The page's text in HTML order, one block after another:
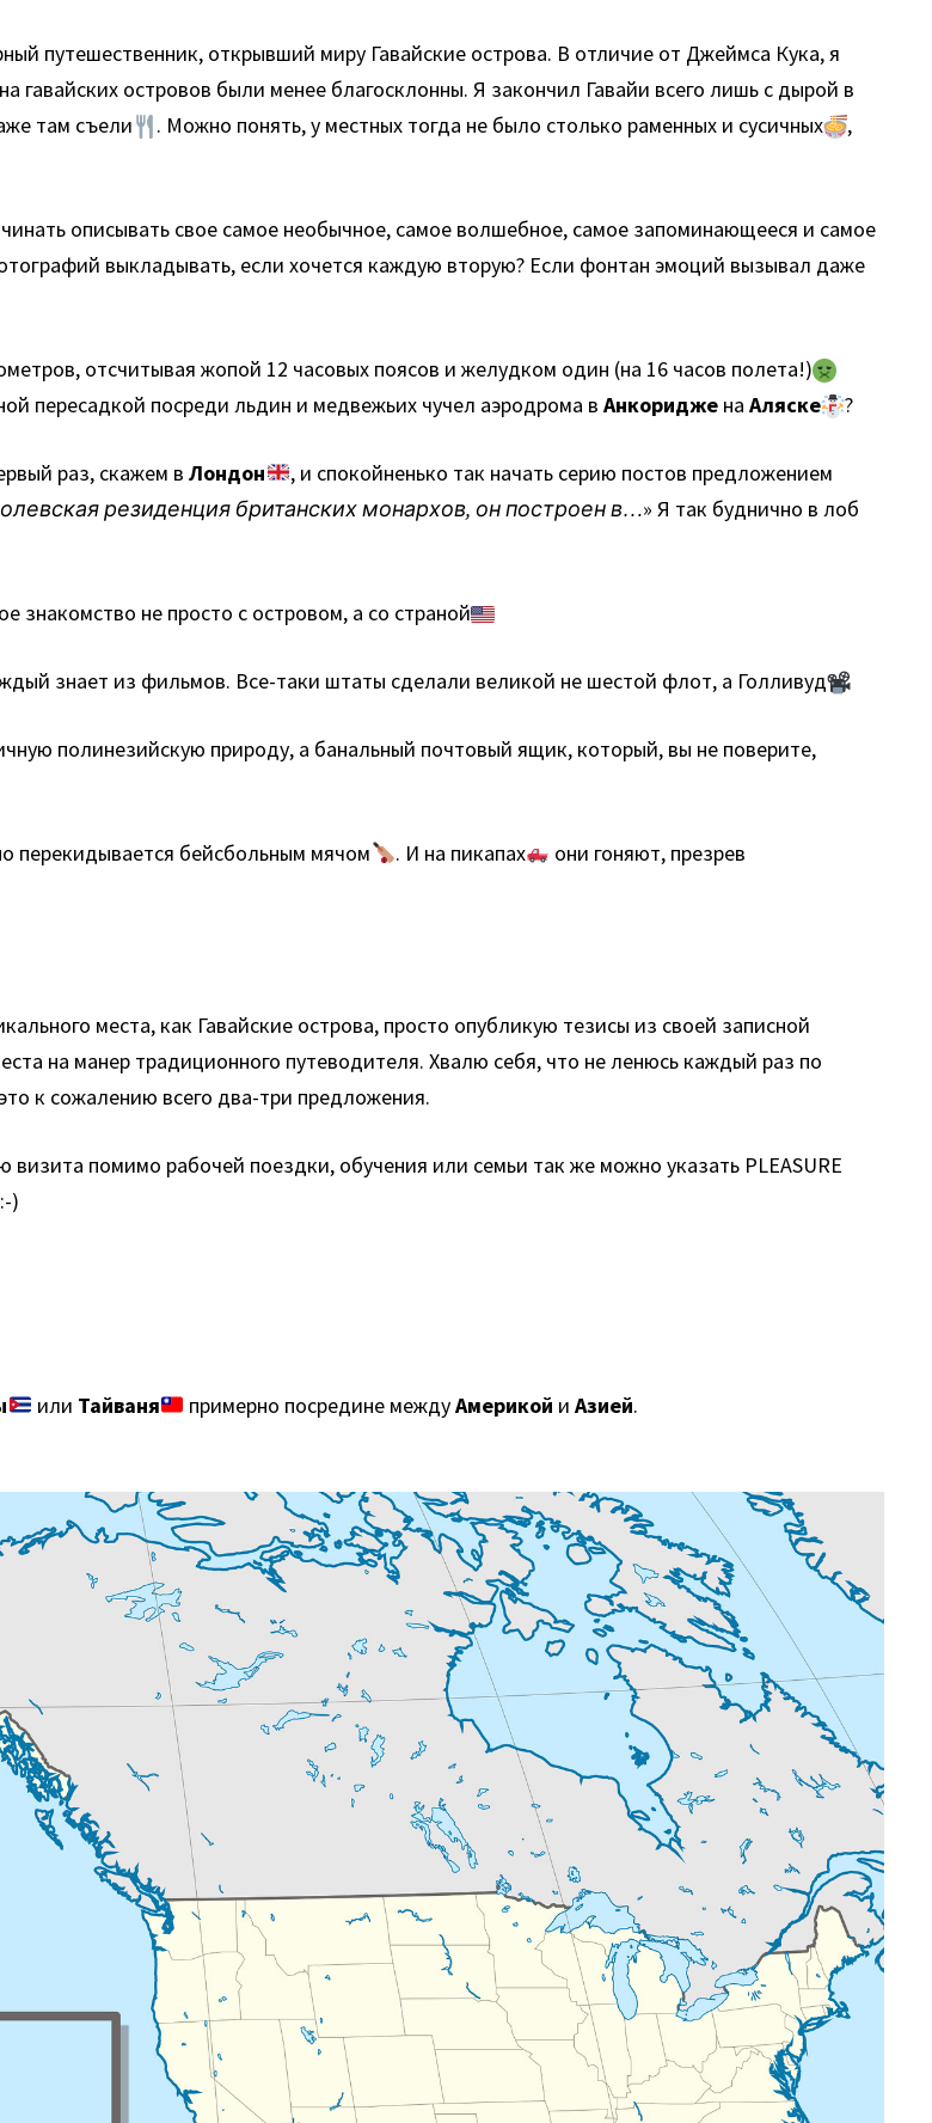
путешественник, открывший миру Гавайские острова. В отличие от Джеймса Кука, я
гавайских островов были менее благосклонны. Я закончил Гавайи всего лишь с дырой в
там съели . Можно понять, у местных тогда не было столько раменных и сусичных
,
описывать свое самое необычное, самое волшебное, самое запоминающееся и самое
выкладывать, если хочется каждую вторую? Если фонтан эмоций вызывал даже
отсчитывая жопой 12 часовых поясов и желудком один (на 16 часов полета!)
пересадкой посреди льдин и медвежьих чучел аэродрома вАнкоридже наАляске ?
раз, скажем вЛондон
, и спокойненько так начать серию постов предложением
резиденция британских монархов, он построен в…» Я так буднично в лоб
знакомство не просто с островом, а со страной
знает из фильмов. Все-таки штаты сделали великой не шестой флот, а Голливуд
полинезийскую природу, а банальный почтовый ящик, который, вы не поверите,
перекидывается бейсбольным мячом . И на пикапах
они гоняют, презрев
места, как Гавайские острова, просто опубликую тезисы из своей записной
на манер традиционного путеводителя. Хвалю себя, что не ленюсь каждый раз по
к сожалению всего два-три предложения.
помимо рабочей поездки, обучения или семьи так же можно указать PLEASURE
)
или Тайваня примерно посредине междуАмерикой иАзией.